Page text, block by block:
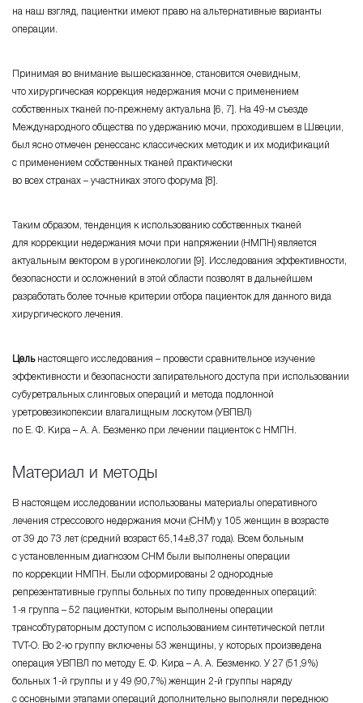
на наш взгляд, пациентки имеют право на альтернативные варианты
операции.
Принимая во внимание вышесказанное, становится очевидным,
что хирургическая коррекция недержания мочи с применением
собственных тканей по-прежнему актуальна [6, 7]. На 49-м съезде
Международного общества по удержанию мочи, проходившем в Швеции,
был ясно отмечен ренессанс классических методик и их модификаций
с применением собственных тканей практически
во всех странах – участниках этого форума [8].
Таким образом, тенденция к использованию собственных тканей
для коррекции недержания мочи при напряжении (НМПН) является
актуальным вектором в урогинекологии [9]. Исследования эффективности,
безопасности и осложнений в этой области позволят в дальнейшем
разработать более точные критерии отбора пациенток для данного вида
хирургического лечения.
Цельнастоящего исследования – провести сравнительное изучение
эффективности и безопасности запирательного доступа при использовании
субуретральных слинговых операций и метода подлонной
уретровезикопексии влагалищным лоскутом (УВПВЛ)
по Е. Ф. Кира – А. А. Безменко при лечении пациенток с НМПН.
Материал и методы
В настоящем исследовании использованы материалы оперативного
лечения стрессового недержания мочи (СНМ) у 105 женщин в возрасте
от 39 до 73 лет(средний возраст65,14±8,37 года). Всем больным
с установленным диагнозом СНМ были выполнены операции
по коррекции НМПН. Были сформированы 2 однородные
репрезентативные группы больных по типу проведенных операций:
1-я группа – 52 пациентки, которым выполнены операции
трансобтураторным доступом с использованием синтетической петли
TVT-О. Во 2-ю группу включены 53 женщины, у которых произведена
операция УВПВЛ по методу Е. Ф. Кира – А. А. Безменко. У 27 (51,9%)
больных 1-й группы и у 49 (90,7%) женщин 2-й группы наряду
с основными этапами операций дополнительно выполняли переднюю